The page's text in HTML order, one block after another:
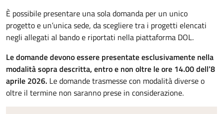
È possibile presentare una sola domanda per un unico
progetto e un’unica sede, da scegliere tra i progetti elencati
negli allegati al bando e riportati nella piattaforma DOL.
Le domande devono essere presentate esclusivamente nella
modalità sopra descritta, entro e non oltre le ore 14.00 dell’8
aprile 2026. Le domande trasmesse con modalità diverse o
oltre il termine non saranno prese in considerazione.